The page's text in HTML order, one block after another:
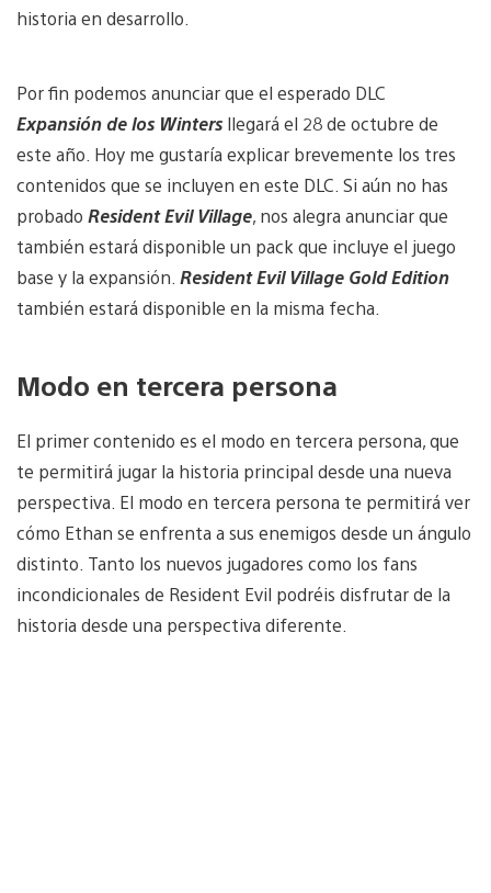
historia en desarrollo.
Por fin podemos anunciar que el esperado DLC
Expansión de los Winters llegará el 28 de octubre de
este año. Hoy me gustaría explicar brevemente los tres
contenidos que se incluyen en este DLC. Si aún no has
probado Resident Evil Village, nos alegra anunciar que
también estará disponible un pack que incluye el juego
base y la expansión. Resident Evil Village Gold Edition
también estará disponible en la misma fecha.
Modo en tercera persona
El primer contenido es el modo en tercera persona, que
te permitirá jugar la historia principal desde una nueva
perspectiva. El modo en tercera persona te permitirá ver
cómo Ethan se enfrenta a sus enemigos desde un ángulo
distinto. Tanto los nuevos jugadores como los fans
incondicionales de Resident Evil podréis disfrutar de la
historia desde una perspectiva diferente.